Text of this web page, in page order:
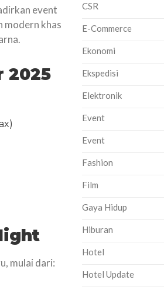
event
modern khas
2025
mulai dari:
CSR
E-Commerce
Ekonomi
Ekspedisi
Elektronik
Event
Event
Fashion
Film
Gaya Hidup
Hiburan
Hotel
Hotel Update